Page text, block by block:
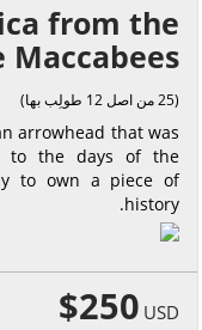
from the
Maccabees
(25 من اصل 12 طولِب بها)
arrowhead that was
to the days of the
to own a piece of
history.
$250 USD